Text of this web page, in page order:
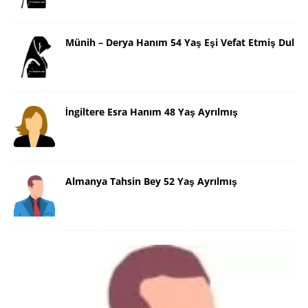
Münih – Derya Hanım 54 Yaş Eşi Vefat Etmiş Dul
İngiltere Esra Hanım 48 Yaş Ayrılmış
Almanya Tahsin Bey 52 Yaş Ayrılmış